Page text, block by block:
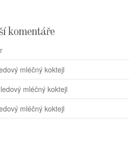
komentáře
mléčný koktejl
mléčný koktejl
mléčný koktejl